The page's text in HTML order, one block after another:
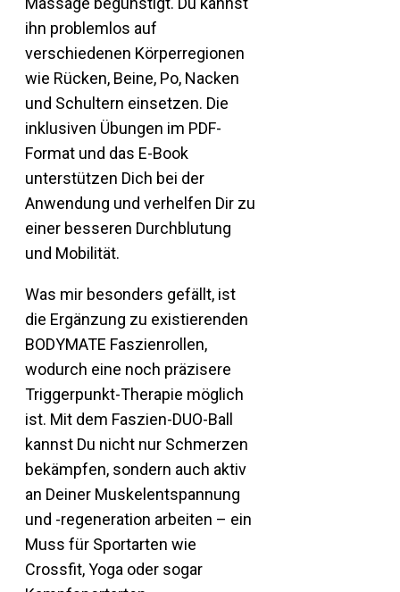
ihn problemlos auf
verschiedenen Körperregionen
wie Rücken, Beine, Po, Nacken
und Schultern einsetzen. Die
inklusiven Übungen im PDF-
Format und das E-Book
unterstützen Dich bei der
Anwendung und verhelfen Dir zu
einer besseren Durchblutung
und Mobilität.
Was mir besonders gefällt, ist
die Ergänzung zu existierenden
BODYMATE Faszienrollen,
wodurch eine noch präzisere
Triggerpunkt-Therapie möglich
ist. Mit dem Faszien-DUO-Ball
kannst Du nicht nur Schmerzen
bekämpfen, sondern auch aktiv
an Deiner Muskelentspannung
und -regeneration arbeiten – ein
Muss für Sportarten wie
Crossfit, Yoga oder sogar